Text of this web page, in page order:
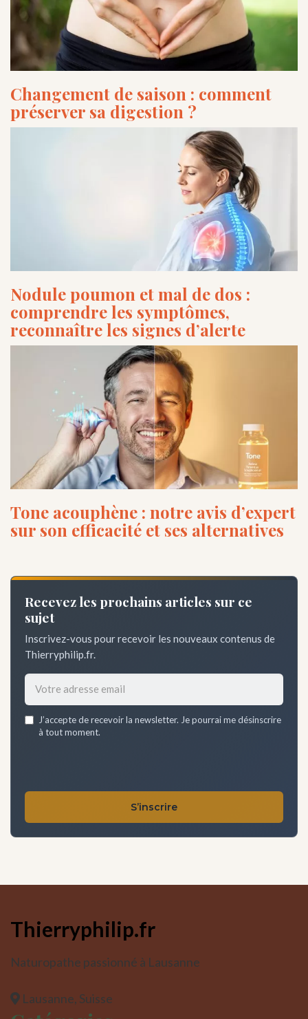
Changement de saison : comment
préserver sa digestion ?
Nodule poumon et mal de dos :
comprendre les symptômes,
reconnaître les signes d’alerte
Tone acouphène : notre avis d’expert
sur son efficacité et ses alternatives
Recevez les prochains articles sur ce
sujet
Inscrivez-vous pour recevoir les nouveaux contenus de
Thierryphilip.fr.
address
J’accepte de recevoir la newsletter. Je pourrai me désinscrire
à tout moment.
S’inscrire
Thierryphilip.fr
Naturopathe passionné à Lausanne
Lausanne, Suisse